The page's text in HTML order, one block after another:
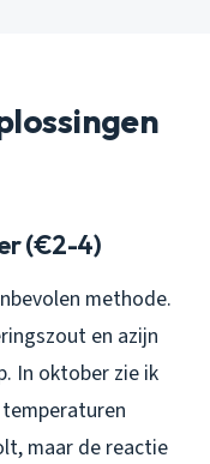
(€2-4)
methode.
en azijn
In oktober zie ik
maar de reactie